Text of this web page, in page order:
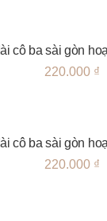
cô ba sài gòn
220.000 ₫
cô ba sài gòn
220.000 ₫